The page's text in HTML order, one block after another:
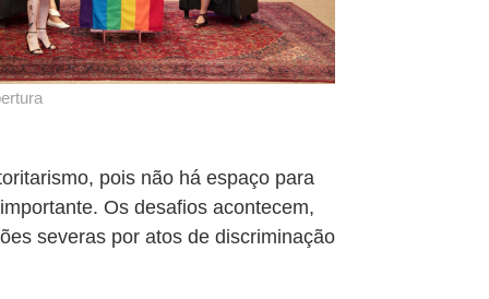
pois não há espaço para
Os desafios acontecem,
severas por atos de discriminação